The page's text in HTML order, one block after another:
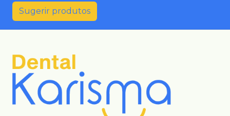
Sugerir produtos